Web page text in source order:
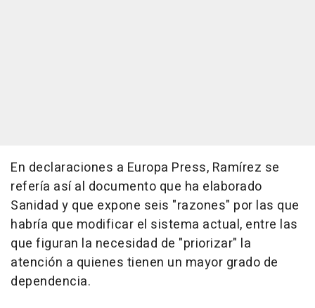
En declaraciones a Europa Press, Ramírez se
refería así al documento que ha elaborado
Sanidad y que expone seis "razones" por las que
habría que modificar el sistema actual, entre las
que figuran la necesidad de "priorizar" la
atención a quienes tienen un mayor grado de
dependencia.